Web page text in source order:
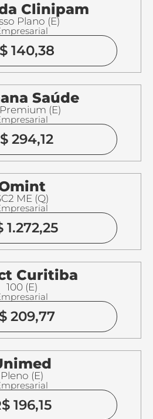
Clinipam
Plano (E)
140,38
Saúde
(E)
294,12
ME (Q)
1.272,25
Curitiba
100 (E)
209,77
Pleno (E)
196,15